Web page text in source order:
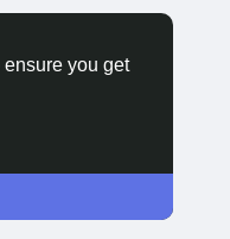
you get